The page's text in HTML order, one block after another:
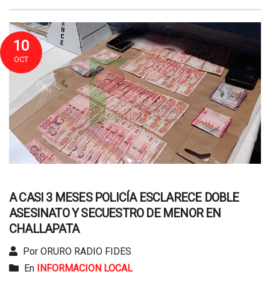
10
OCT
A CASI 3 MESES POLICÍA ESCLARECE DOBLE
ASESINATO Y SECUESTRO DE MENOR EN
CHALLAPATA
Por ORURO RADIO FIDES
En INFORMACION LOCAL